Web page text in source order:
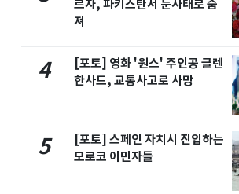
르자, 파키스탄서 눈사태로 숨
져
4
[포토] 영화 '원스' 주인공 글렌
한사드, 교통사고로 사망
5
[포토] 스페인 자치시 진입하는
모로코 이민자들